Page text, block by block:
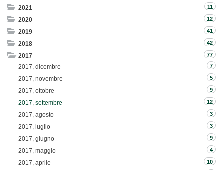
2021 11
2020 12
2019 41
2018 42
2017 77
2017, dicembre 7
2017, novembre 5
2017, ottobre 9
2017, settembre 12
2017, agosto 3
2017, luglio 3
2017, giugno 9
2017, maggio 4
2017, aprile 10